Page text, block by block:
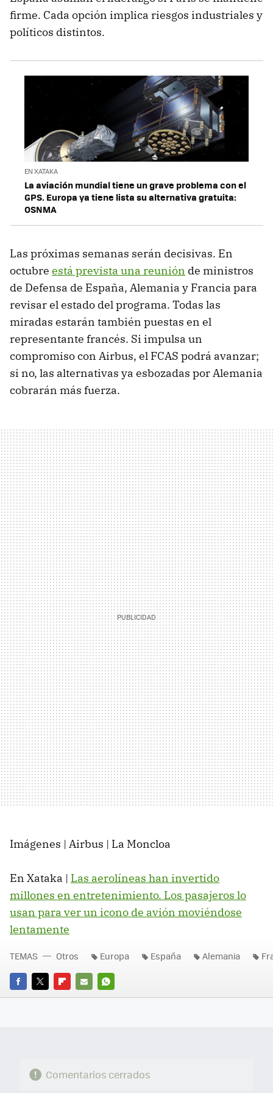
firme. Cada opción implica riesgos industriales y
políticos distintos.
EN XATAKA
La aviación mundial tiene un grave problema con el
GPS. Europa ya tiene lista su alternativa gratuita:
OSNMA
Las próximas semanas serán decisivas. En
octubre está prevista una reunión de ministros
de Defensa de España, Alemania y Francia para
revisar el estado del programa. Todas las
miradas estarán también puestas en el
representante francés. Si impulsa un
compromiso con Airbus, el FCAS podrá avanzar;
si no, las alternativas ya esbozadas por Alemania
cobrarán más fuerza.
Imágenes | Airbus | La Moncloa
En Xataka | Las aerolíneas han invertido
millones en entretenimiento. Los pasajeros lo
usan para ver un icono de avión moviéndose
lentamente
FACEBOOK
TWITTERFLIPBOARD
E-
WHATSAPP
TEMAS Otros Europa España Alemania
Comentarios cerrados